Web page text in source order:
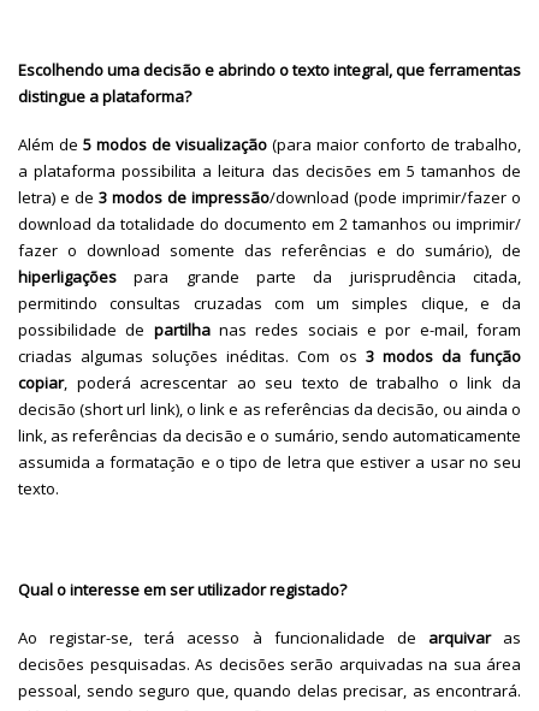
Escolhendo uma decisão e abrindo o texto integral, que ferramentas
distingue a plataforma?
Além de 5 modos de visualização (para maior conforto de trabalho,
a plataforma possibilita a leitura das decisões em 5 tamanhos de
letra) e de 3 modos de impressão/download (pode imprimir/fazer o
download da totalidade do documento em 2 tamanhos ou imprimir/
fazer o download somente das referências e do sumário), de
hiperligações para grande parte da jurisprudência citada,
permitindo consultas cruzadas com um simples clique, e da
possibilidade de partilhanas redes sociais e por e-mail, foram
criadas algumas soluções inéditas. Com os 3 modos da função
copiar, poderá acrescentar ao seu texto de trabalho o link da
decisão (short url link), o link e as referências da decisão, ou ainda o
link, as referências da decisão e o sumário, sendo automaticamente
assumida a formatação e o tipo de letra que estiver a usar no seu
texto.
Qual o interesse em ser utilizador registado?
Ao registar-se, terá acesso à funcionalidade de arquivaras
decisões pesquisadas. As decisões serão arquivadas na sua área
pessoal, sendo seguro que, quando delas precisar, as encontrará.